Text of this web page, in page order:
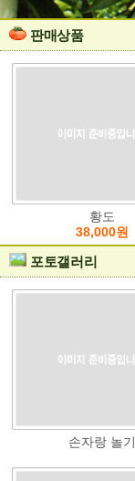
판매상품
황도
38,000원
포토갤러리
손자랑 놀기